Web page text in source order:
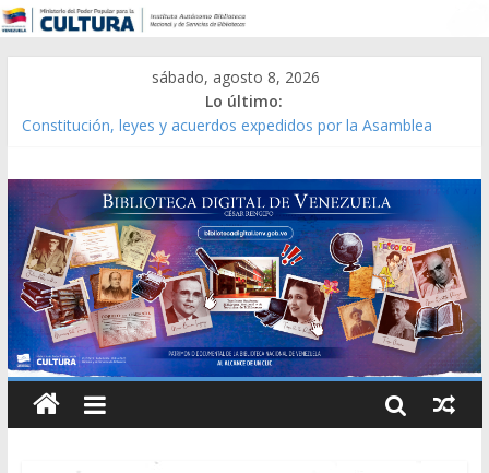
sábado, agosto 8, 2026
Lo último:
Constitución, leyes y acuerdos expedidos por la Asamblea
Modesta Bor Sánchez [material gráfico]
Gaceta Oficial de la República de Venezuela año CXXXIII Mes V,
Caracas 09 de marzo de 2006 N° 38.394
Catálogo temático de obras de Modesta Bor